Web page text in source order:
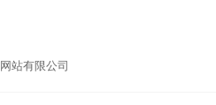
站有限公司